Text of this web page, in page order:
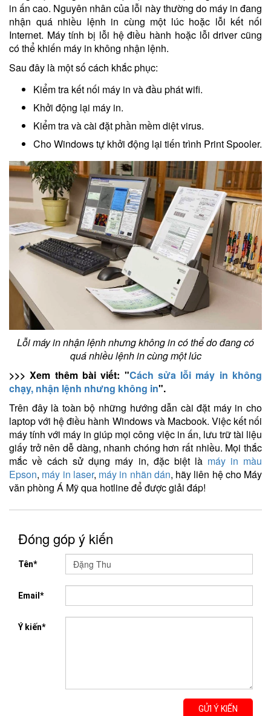
in ấn cao. Nguyên nhân của lỗi này thường do máy in đang
nhận quá nhiều lệnh in cùng một lúc hoặc lỗi kết nối
Internet. Máy tính bị lỗi hệ điều hành hoặc lỗi driver cũng
có thể khiến máy in không nhận lệnh.
Sau đây là một số cách khắc phục:
Kiểm tra kết nối máy in và đầu phát wifi.
Khởi động lại máy in.
Kiểm tra và cài đặt phần mềm diệt virus.
Cho Windows tự khởi động lại tiến trình Print Spooler.
Lỗi máy in nhận lệnh nhưng không in có thể do đang có
quá nhiều lệnh in cùng một lúc
>>> Xem thêm bài viết: "Cách sửa lỗi máy in không
chạy, nhận lệnh nhưng không in".
Trên đây là toàn bộ những hướng dẫn cài đặt máy in cho
laptop với hệ điều hành Windows và Macbook. Việc kết nối
máy tính với máy in giúp mọi công việc in ấn, lưu trữ tài liệu
giấy trở nên dễ dàng, nhanh chóng hơn rất nhiều. Mọi thắc
mắc về cách sử dụng máy in, đặc biệt là máy in màu
Epson, máy in laser, máy in nhãn dán, hãy liên hệ cho Máy
văn phòng Á Mỹ qua hotline để được giải đáp!
Đóng góp ý kiến
Tên*
Email*
Ý kiến*
GỬI Ý KIẾN